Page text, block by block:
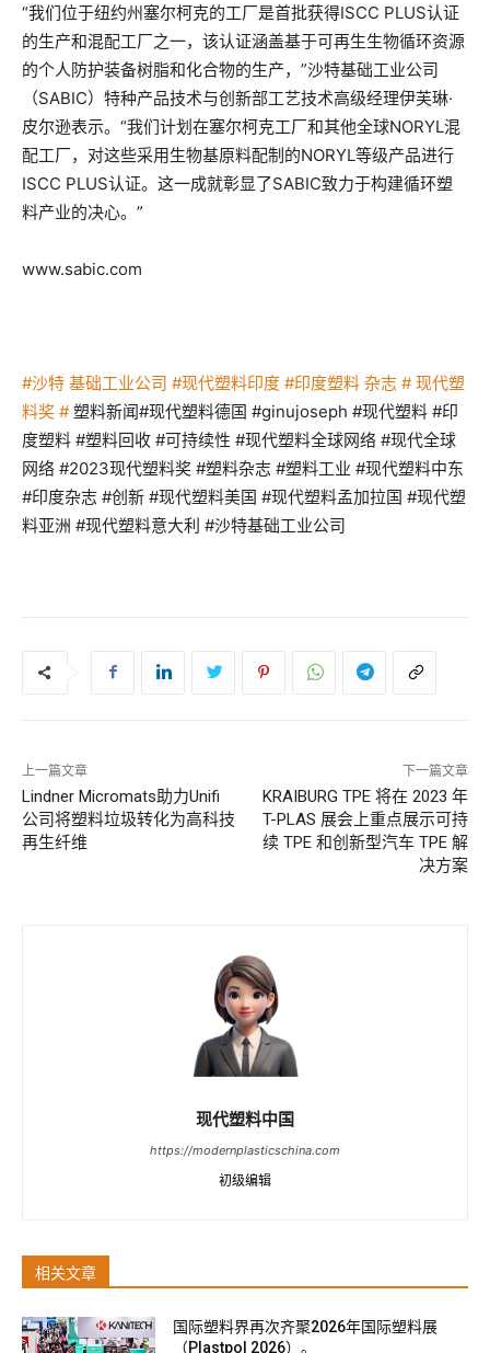
“我们位于纽约州塞尔柯克的工厂是首批获得ISCC PLUS认证
的生产和混配工厂之一，该认证涵盖基于可再生生物循环资源
的个人防护装备树脂和化合物的生产，”沙特基础工业公司
（SABIC）特种产品技术与创新部工艺技术高级经理伊芙琳·
皮尔逊表示。“我们计划在塞尔柯克工厂和其他全球NORYL混
配工厂，对这些采用生物基原料配制的NORYL等级产品进行
ISCC PLUS认证。这一成就彰显了SABIC致力于构建循环塑
料产业的决心。”
www.sabic.com
#沙特 基础工业公司 #现代塑料印度 #印度塑料 杂志 # 现代塑
料奖 # 塑料新闻#现代塑料德国 #ginujoseph #现代塑料 #印
度塑料 #塑料回收 #可持续性 #现代塑料全球网络 #现代全球
网络 #2023现代塑料奖 #塑料杂志 #塑料工业 #现代塑料中东
#印度杂志 #创新 #现代塑料美国 #现代塑料孟加拉国 #现代塑
料亚洲 #现代塑料意大利 #沙特基础工业公司
上一篇文章
Lindner Micromats助力Unifi
公司将塑料垃圾转化为高科技
再生纤维
下一篇文章
KRAIBURG TPE 将在 2023 年
T-PLAS 展会上重点展示可持
续 TPE 和创新型汽车 TPE 解
决方案
现代塑料中国
https://modernplasticschina.com
初级编辑
相关文章
国际塑料界再次齐聚2026年国际塑料展
（Plastpol 2026）。